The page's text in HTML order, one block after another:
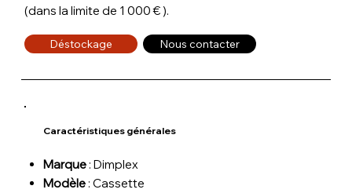
(dans la limite de 1 000 € ).
Déstockage Nous contacter
Caractéristiques générales
Marque : Dimplex
Modèle : Cassette